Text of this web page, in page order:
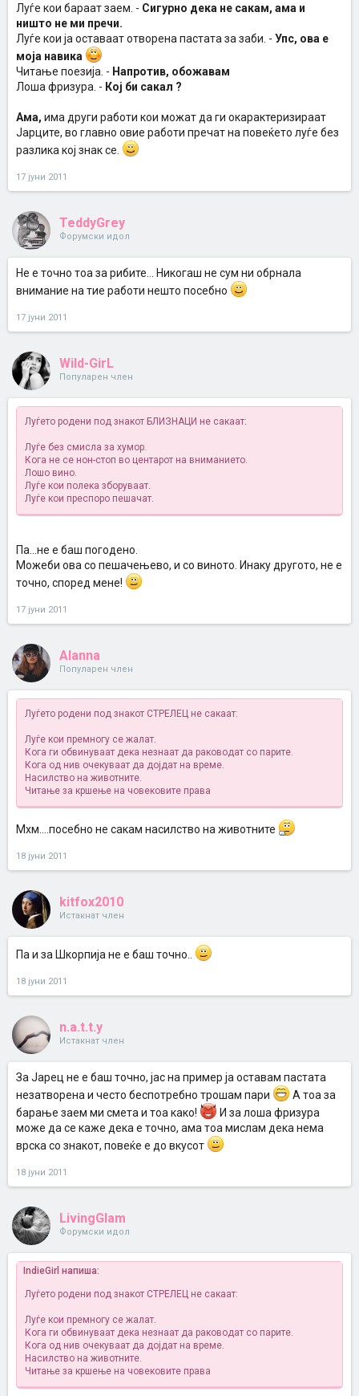
Луѓе кои бараат заем. - Сигурно дека не сакам, ама и
ништо не ми пречи.
Луѓе кои ја оставаат отворена пастата за заби. - Упс, ова е
моја навика
Читање поезија. - Напротив, обожавам
Лоша фризура. - Кој би сакал ?
Ама, има други работи кои можат да ги окарактеризираат
Јарците, во главно овие работи пречат на повеќето луѓе без
разлика кој знак се.
17 јуни 2011
TeddyGrey
Форумски идол
Не е точно тоа за рибите... Никогаш не сум ни обрнала
внимание на тие работи нешто посебно
17 јуни 2011
Wild-GirL
Популарен член
Луѓето родени под знакот БЛИЗНАЦИ не сакаат:
Луѓе без смисла за хумор.
Кога не се нон-стоп во центарот на вниманието.
Лошо вино.
Луѓе кои полека зборуваат.
Луѓе кои преспоро пешачат.
Па...не е баш погодено.
Можеби ова со пешачењево, и со виното. Инаку другото, не е
точно, според мене!
17 јуни 2011
Alanna
Популарен член
Луѓето родени под знакот СТРЕЛЕЦ не сакаат:
Луѓе кои премногу се жалат.
Кога ги обвинуваат дека незнаат да раководат со парите.
Кога од нив очекуваат да дојдат на време.
Насилство на животните.
Читање за кршење на човековите права
Мхм....посебно не сакам насилство на животните
18 јуни 2011
kitfox2010
Истакнат член
Па и за Шкорпија не е баш точно..
18 јуни 2011
n.a.t.t.y
Истакнат член
За Јарец не е баш точно, јас на пример ја оставам пастата
незатворена и често беспотребно трошам пари
А тоа за
барање заем ми смета и тоа како!
И за лоша фризура
може да се каже дека е точно, ама тоа мислам дека нема
врска со знакот, повеќе е до вкусот
18 јуни 2011
LivingGlam
Форумски идол
IndieGirl напиша:
Луѓето родени под знакот СТРЕЛЕЦ не сакаат:
Луѓе кои премногу се жалат.
Кога ги обвинуваат дека незнаат да раководат со парите.
Кога од нив очекуваат да дојдат на време.
Насилство на животните.
Читање за кршење на човековите права